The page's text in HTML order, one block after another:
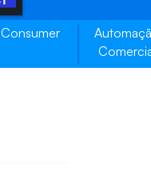
Consumer